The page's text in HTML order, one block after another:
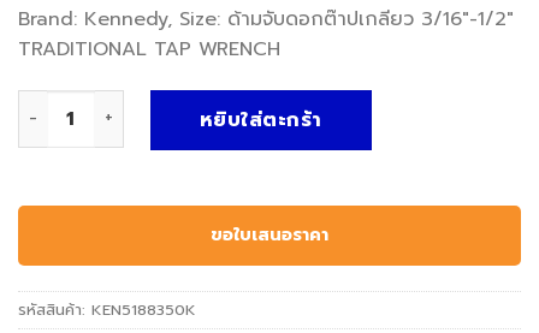
Brand: Kennedy, Size: ด้ามจับดอกต๊าปเกลียว 3/16″-1/2″
TRADITIONAL TAP WRENCH
หยิบใส่ตะกร้า
ขอใบเสนอราคา
รหัสสินค้า: KEN5188350K